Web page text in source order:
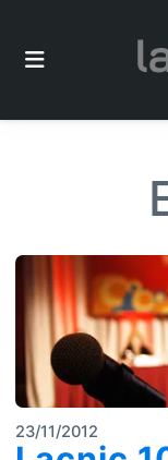
23/11/2012